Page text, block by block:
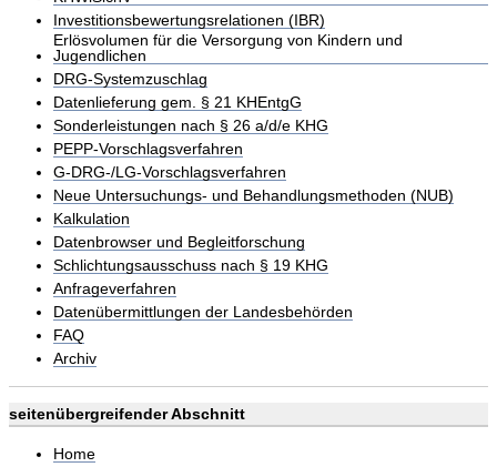
Investitionsbewertungsrelationen (IBR)
Erlösvolumen für die Versorgung von Kindern und
Jugendlichen
DRG-Systemzuschlag
Datenlieferung gem. § 21 KHEntgG
Sonderleistungen nach § 26 a/d/e KHG
PEPP-Vorschlagsverfahren
G-DRG-/LG-Vorschlagsverfahren
Neue Untersuchungs- und Behandlungsmethoden (NUB)
Kalkulation
Datenbrowser und Begleitforschung
Schlichtungsausschuss nach § 19 KHG
Anfrageverfahren
Datenübermittlungen der Landesbehörden
FAQ
Archiv
seitenübergreifender Abschnitt
Home